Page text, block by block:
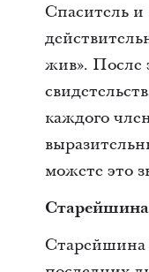
Спаситель
жив». После
каждого
можете это
Старейшина